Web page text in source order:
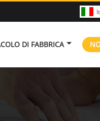
DI FABBRICA